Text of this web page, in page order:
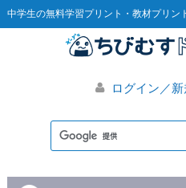
中学生の無料学習プリント・教材プリン
ログイン／新